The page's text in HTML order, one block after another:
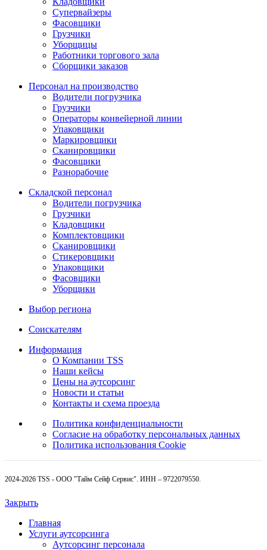
Супервайзеры
Фасовщики
Грузчики
Уборщицы
Работники торгового зала
Сборщики заказов
Персонал на производство
Водители погрузчика
Грузчики
Операторы конвейерной линии
Упаковщики
Маркировщики
Сканировщики
Фасовщики
Разнорабочие
Складской персонал
Водители погрузчика
Грузчики
Кладовщики
Комплектовщики
Сканировщики
Стикеровщики
Упаковщики
Фасовщики
Уборщики
Выбор региона
Соискателям
Информация
О Компании TSS
Наши кейсы
Цены на аутсорсинг
Новости и статьи
Контакты и схема проезда
Политика конфиденциальности
Согласие на обработку персональных данных
Политика использования Cookie
2024-2026 TSS - ООО "Тайм Сейф Сервис". ИНН – 9722079550.
Закрыть
Главная
Услуги аутсорсинга
Аутсорсинг персонала